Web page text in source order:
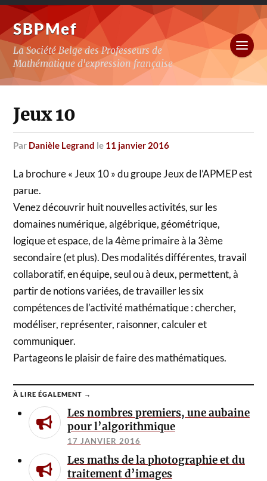
SBPMef
La Société Belge des Professeurs de
Mathématique d'expression française
Jeux 10
par Danièle Legrand le 11 janvier 2016
La brochure « Jeux 10 » du groupe Jeux de l’APMEP est
parue.
Venez découvrir huit nouvelles activités, sur les
domaines numérique, algébrique, géométrique,
logique et espace, de la 4ème primaire à la 3ème
secondaire (et plus). Des modalités différentes, travail
collaboratif, en équipe, seul ou à deux, permettent, à
partir de notions variées, de travailler les six
compétences de l’activité mathématique : chercher,
modéliser, représenter, raisonner, calculer et
communiquer.
Partageons le plaisir de faire des mathématiques.
À LIRE ÉGALEMENT →
Les nombres premiers, une aubaine
pour l’algorithmique
17 JANVIER 2016
Les maths de la photographie et du
traitement d’images